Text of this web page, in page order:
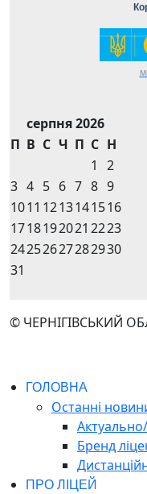
серпня 2026
П В С Ч П С Н
1
2
3 4 5 6 7 8 9
1011 1213141516
1718192021 2223
24252627282930
31
© ЧЕРНІГІВСЬКИЙ
ГОЛОВНА
Останні
Бренд
ПРО ЛІЦЕЙ